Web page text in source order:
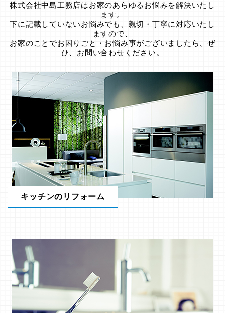
株式会社中島工務店はお家のあらゆるお悩みを解決いたし
ます。
下に記載していないお悩みでも、親切・丁寧に対応いたし
ますので、
お家のことでお困りごと・お悩み事がございましたら、ぜ
ひ、お問い合わせください。
キッチンのリフォーム